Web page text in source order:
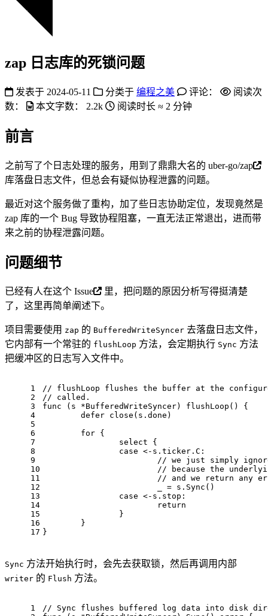
zap 日志库的死锁问题
发表于 2024-05-11 分类于 编程之美 评论：
阅读次
数：
本文字数： 2.2k 阅读时长 ≈ 2 分钟
前言
之前写了个日志处理的服务，用到了鼎鼎大名的 uber-go/zap
库落盘日志文件，但总会有疑似协程泄露的问题。
最近对这个服务做了重构，加了些日志协助定位，发现竟然是
zap 库的一个 Bug 导致协程阻塞，一直无法正常退出，进而带
来之前的协程泄露问题。
问题细节
已经有人在这个 Issue
里，把问题的原因分析写得挺清楚
了，这里再简单阐述下。
项目需要使用 zap 的 BufferedWriteSyncer 去落盘日志文件，
它内部有一个常驻的 flushLoop 方法，会定期执行 Sync 方法
把缓冲区的日志写入文件中。
1
2
3
4
5
6
7
8
9
10
11
12
13
14
15
16
17
// flushLoop flushes the buffer at the
// called.
func
(s *BufferedWriteSyncer) flushLoop ()
{
defer close (s.done)
for {
select {
case <-s.ticker.C:
// we just simply
// because the
// and we return any
			_ = s.Sync()
case <-s.stop:
return
		}
	}
}
Sync 方法开始执行时，会先去获取锁，然后再调用内部
writer 的 Flush 方法。
1
// Sync flushes buffered log data into disk